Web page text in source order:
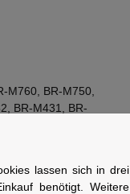
M760, BR-M750,
BR-M431, BR-
lassen sich in drei
benötigt. Weitere